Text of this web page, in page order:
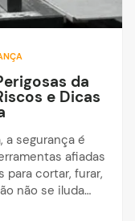
da
e Dicas
a segurança é
afiadas
para cortar, furar,
não se iluda…